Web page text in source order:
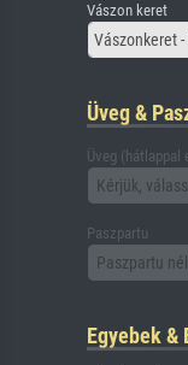
Vászon keret
Vászonkeret
Üveg &
Üveg (hátlappal
Kérjük,
Paszpartu
Paszpartu
Egyebek